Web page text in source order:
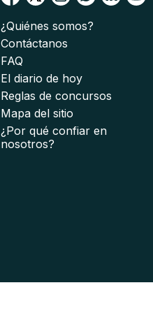
¿Quiénes somos?
Contáctanos
FAQ
El diario de hoy
Reglas de concursos
Mapa del sitio
¿Por qué confiar en
nosotros?